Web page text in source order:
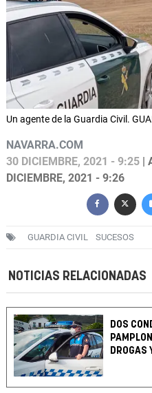
Un agente de la Guardia Civil.
NAVARRA.COM
30 DICIEMBRE, 2021 - 9:25 |
DICIEMBRE, 2021 - 9:26
GUARDIA CIVIL SUCESOS
NOTICIAS RELACIONADAS
DOS
DROGAS